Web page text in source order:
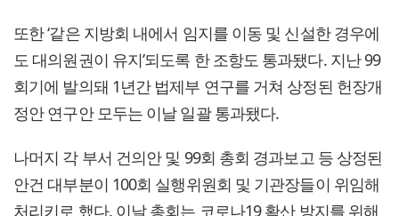
또한 ‘같은 지방회 내에서 임지를 이동 및 신설한 경우에
도 대의원권이 유지’되도록 한 조항도 통과됐다. 지난 99
회기에 발의돼 1년간 법제부 연구를 거쳐 상정된 헌장개
정안 연구안 모두는 이날 일괄 통과됐다.
나머지 각 부서 건의안 및 99회 총회 경과보고 등 상정된
안건 대부분이 100회 실행위원회 및 기관장들이 위임해
처리키로 했다. 이날 총회는 코로나19 확산 방지를 위해